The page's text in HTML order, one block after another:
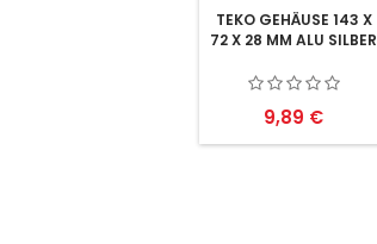
TEKO GEHÄUSE 143 X
72 X 28 MM ALU SILBER
Preis
9,89 €